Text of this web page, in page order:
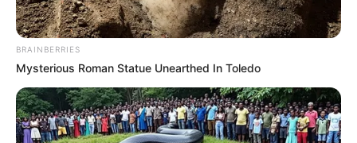
BRAINBERRIES
Mysterious Roman Statue Unearthed In Toledo